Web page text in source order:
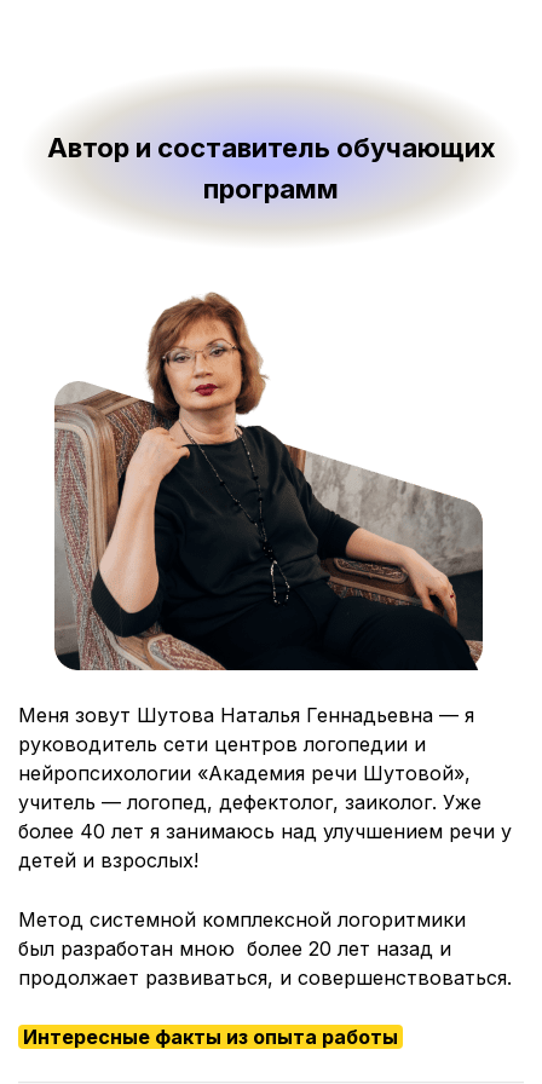
Автор и составитель обучающих
программ
Меня зовут Шутова Наталья Геннадьевна — я
руководитель сети центров логопедии и
нейропсихологии «Академия речи Шутовой»,
учитель — логопед, дефектолог, заиколог. Уже
более 40 лет я занимаюсь над улучшением речи у
детей и взрослых!
Метод системной комплексной логоритмики
был разработан мною более 20 лет назад и
продолжает развиваться, и совершенствоваться.
Интересные факты из опыта работы